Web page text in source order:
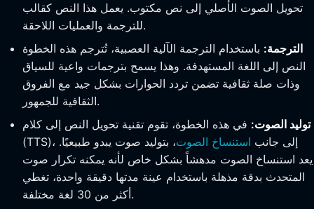
تحويل الصوت الأصلي إلى نص مكتوب. يعمل هذا النص كقالب
للترجمة والعمليات اللاحقة.
الترجمة: باستخدام الترجمة الآلية العصبية، تُترجم هذه الخطوة
النص إلى اللغة المستهدفة. وهذا يسمح بترجمات واعية للسياق
وذات صلة ثقافية تضمن تردد الحوارات بشكل جيد مع الفروق
الثقافية للجمهور.
توليد الصوت: في هذه الخطوة، تقوم تقنية تحويل النص إلى كلام
(TTS)، إلى جانب استنساخ الصوت، بتوليد صوت يبدو طبيعيًا.
يعد استنساخ الصوت مدهشاً بشكل خاص لأنه يمكنه تكرار صوت
المتحدث بدقة مذهلة باستخدام عينة مدتها دقيقة واحدة، تغطي
أكثر من 30 لغة مختلفة.